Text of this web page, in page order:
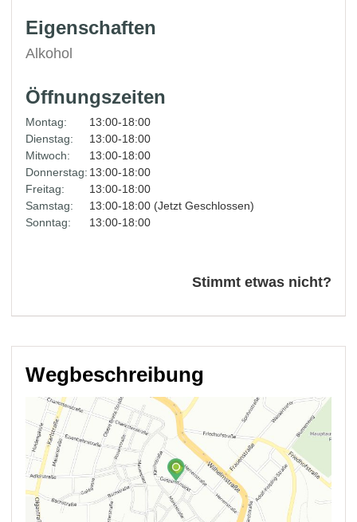
Eigenschaften
Alkohol
Öffnungszeiten
Montag:
13:00-18:00
Dienstag:
13:00-18:00
Mitwoch:
13:00-18:00
Donnerstag: 13:00-18:00
Freitag:
13:00-18:00
Samstag:
13:00-18:00 (Jetzt Geschlossen)
Sonntag:
13:00-18:00
Stimmt etwas nicht?
Wegbeschreibung